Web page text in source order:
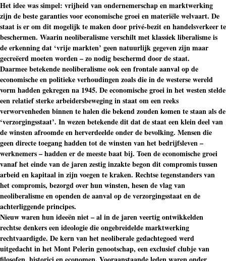
Het idee was simpel: vrijheid van ondernemerschap en marktwerking
zijn de beste garanties voor economische groei en materiële welvaart. De
staat is er om dit mogelijk te maken door privé-bezit en handelsverkeer te
beschermen. Waarin neoliberalisme verschilt met klassiek liberalisme is
de erkenning dat ‘vrije markten’ geen natuurlijk gegeven zijn maar
gecreëerd moeten worden – zo nodig beschermd door de staat.
Daarmee betekende neoliberalisme ook een frontale aanval op de
economische en politieke verhoudingen zoals die in de westerse wereld
vorm hadden gekregen na 1945. De economische groei in het westen stelde
een relatief sterke arbeidersbeweging in staat om een reeks
verworvenheden binnen te halen die bekend zouden komen te staan als de
‘verzorgingsstaat’. In wezen betekende dit dat de staat een klein deel van
de winsten afroomde en herverdeelde onder de bevolking. Mensen die
geen directe toegang hadden tot de winsten van het bedrijfsleven –
werknemers – hadden er de meeste baat bij. Toen de economische groei
vanaf het einde van de jaren zestig inzakte begon dit compromis tussen
arbeid en kapitaal in zijn voegen te kraken. Rechtse tegenstanders van
het compromis, bezorgd over hun winsten, hesen de vlag van
neoliberalisme en openden de aanval op de verzorgingsstaat en de
achterliggende principes.
Nieuw waren hun ideeën niet – al in de jaren veertig ontwikkelden
rechtse denkers een ideologie die ongebreidelde marktwerking
rechtvaardigde. De kern van het neoliberale gedachtegoed werd
uitgedacht in het Mont Pelerin genootschap, een exclusief clubje van